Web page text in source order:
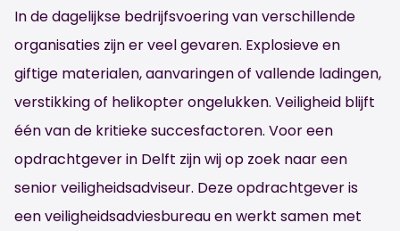
In de dagelijkse bedrijfsvoering van verschillende
organisaties zijn er veel gevaren. Explosieve en
giftige materialen, aanvaringen of vallende ladingen,
verstikking of helikopter ongelukken. Veiligheid blijft
één van de kritieke succesfactoren. Voor een
opdrachtgever in Delft zijn wij op zoek naar een
senior veiligheidsadviseur. Deze opdrachtgever is
een veiligheidsadviesbureau en werkt samen met